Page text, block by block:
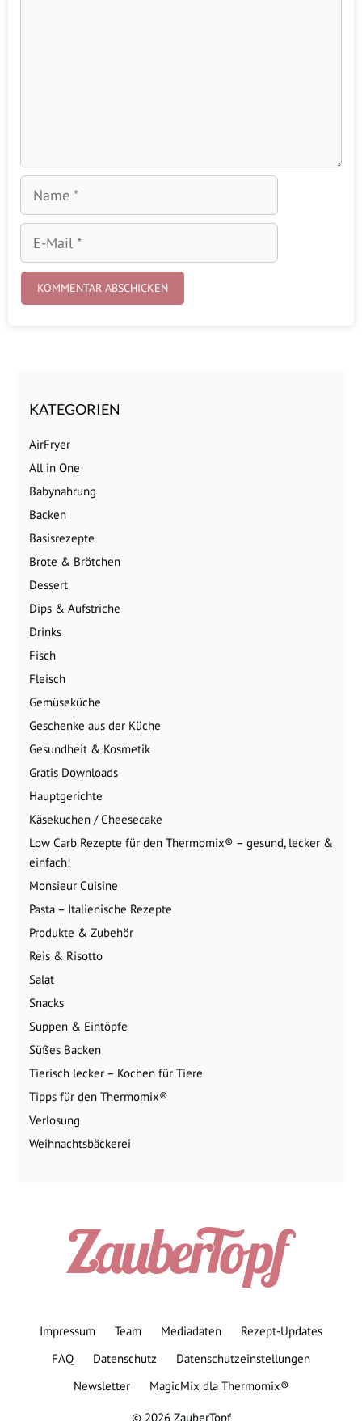
Name
E-
Mail
KATEGORIEN
AirFryer
All in One
Babynahrung
Backen
Basisrezepte
Brote & Brötchen
Dessert
Dips & Aufstriche
Drinks
Fisch
Fleisch
Gemüseküche
Geschenke aus der Küche
Gesundheit & Kosmetik
Gratis Downloads
Hauptgerichte
Käsekuchen / Cheesecake
Low Carb Rezepte für den Thermomix® – gesund, lecker &
einfach!
Monsieur Cuisine
Pasta – Italienische Rezepte
Produkte & Zubehör
Reis & Risotto
Salat
Snacks
Suppen & Eintöpfe
Süßes Backen
Tierisch lecker – Kochen für Tiere
Tipps für den Thermomix®
Verlosung
Weihnachtsbäckerei
Impressum Team Mediadaten
Rezept-Updates
FAQ
Datenschutz
Datenschutzeinstellungen
Newsletter
MagicMix dla Thermomix®
© 2026 ZauberTopf